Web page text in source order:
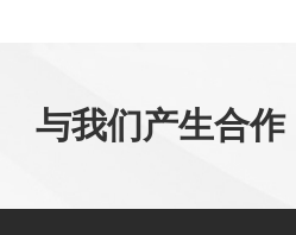
与我们产生合作